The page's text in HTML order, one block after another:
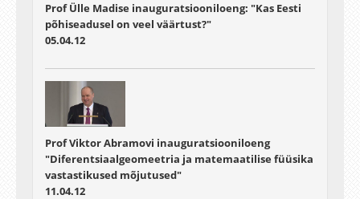
Prof Ülle Madise inauguratsiooniloeng: "Kas Eesti
põhiseadusel on veel väärtust?"
05.04.12
Prof Viktor Abramovi inauguratsiooniloeng
"Diferentsiaalgeomeetria ja matemaatilise füüsika
vastastikused mõjutused"
11.04.12